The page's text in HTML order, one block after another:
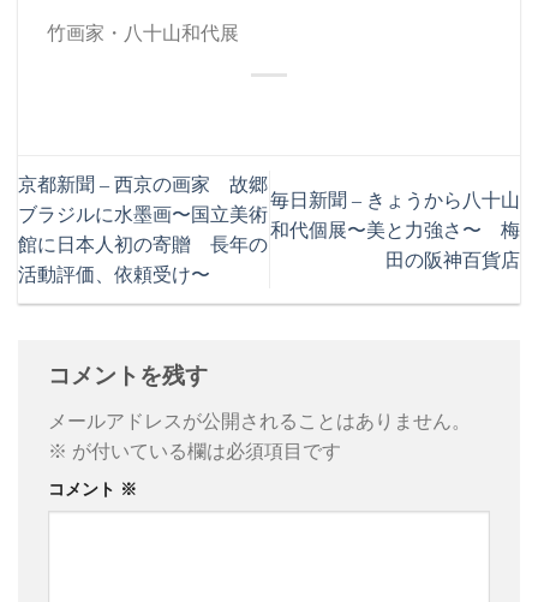
竹画家・八十山和代展
京都新聞 – 西京の画家 故郷
ブラジルに水墨画〜国立美術
館に日本人初の寄贈 長年の
活動評価、依頼受け〜
毎日新聞 – きょうから八十山
和代個展〜美と力強さ〜 梅
田の阪神百貨店
コメントを残す
メールアドレスが公開されることはありません。
※ が付いている欄は必須項目です
コメント ※